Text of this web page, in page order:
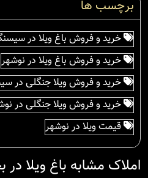
برچسب ها
خرید و فروش باغ ویلا در
خرید و فروش باغ ویلا در نوشهر
خرید و فروش ویلا جنگلی در
خرید و فروش ویلا جنگلی در
قیمت ویلا در نوشهر
املاک مشابه باغ ویلا